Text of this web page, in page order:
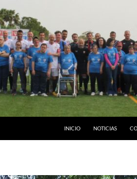
INICIO NOTICIAS